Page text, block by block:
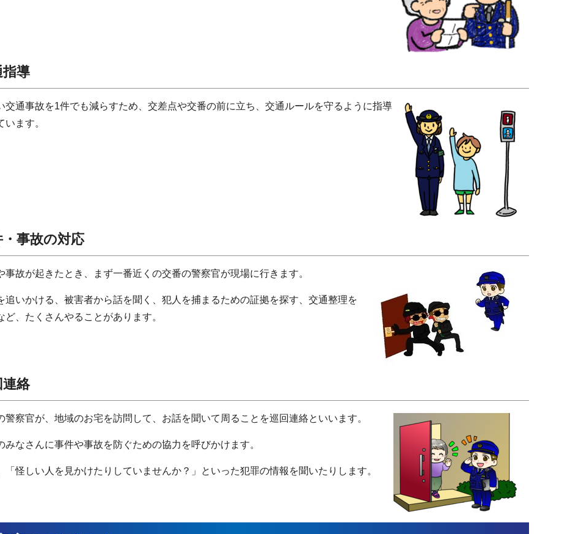
導
交通事故を1件でも減らすため、交差点や交番の前に立ち、交通ルールを守るように指導
います。
・事故の対応
事故が起きたとき、まず一番近くの交番の警察官が現場に行きます。
追いかける、被害者から話を聞く、犯人を捕まるための証拠を探す、交通整理を
ど、たくさんやることがあります。
絡
警察官が、地域のお宅を訪問して、お話を聞いて周ることを巡回連絡といいます。
みなさんに事件や事故を防ぐための協力を呼びかけます。
「怪しい人を見かけたりしていませんか？」といった犯罪の情報を聞いたりします。